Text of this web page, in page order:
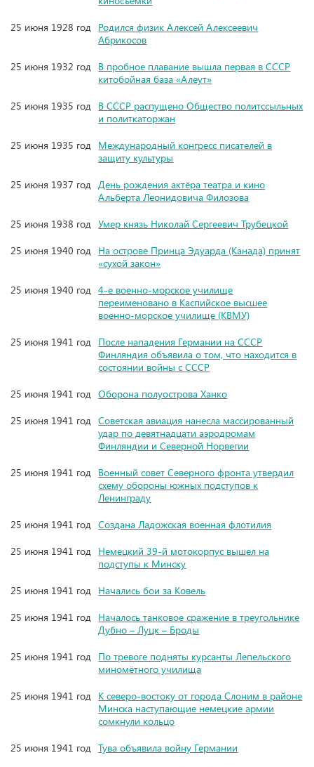
25 июня 1928 год Родился физик Алексей Алексеевич
Абрикосов
25 июня 1932 год В пробное плавание вышла первая в СССР
китобойная база «Алеут»
25 июня 1935 год В СССР распущено Общество политссыльных
и политкаторжан
25 июня 1935 год Международный конгресс писателей в
защиту культуры
25 июня 1937 год День рождения актёра театра и кино
Альберта Леонидовича Филозова
25 июня 1938 год Умер князь Николай Сергеевич Трубецкой
25 июня 1940 год На острове Принца Эдуарда (Канада) принят
«сухой закон»
25 июня 1940 год 4-е военно-морское училище
переименовано в Каспийское высшее
военно-морское училище (КВМУ)
25 июня 1941 год После нападения Германии на СССР
Финляндия объявила о том, что находится в
состоянии войны с СССР
25 июня 1941 год Оборона полуострова Ханко
25 июня 1941 год Советская авиация нанесла массированный
удар по девятнадцати аэродромам
Финляндии и Северной Норвегии
25 июня 1941 год Военный совет Северного фронта утвердил
схему обороны южных подступов к
Ленинграду
25 июня 1941 год Создана Ладожская военная флотилия
25 июня 1941 год Немецкий 39-й мотокорпус вышел на
подступы к Минску
25 июня 1941 год Начались бои за Ковель
25 июня 1941 год Началось танковое сражение в треугольнике
Дубно – Луцк – Броды
25 июня 1941 год По тревоге подняты курсанты Лепельского
миномётного училища
25 июня 1941 год К северо-востоку от города Слоним в районе
Минска наступающие немецкие армии
сомкнули кольцо
25 июня 1941 год Тува объявила войну Германии